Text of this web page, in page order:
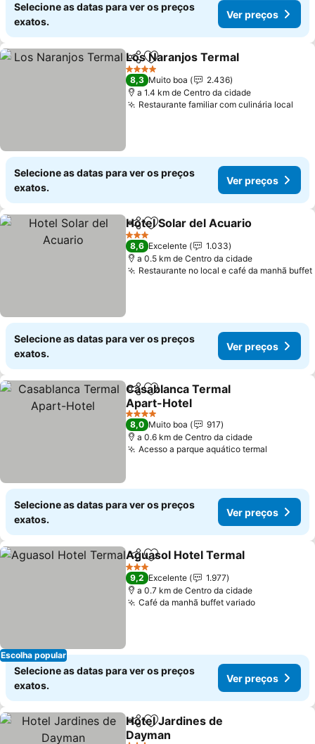
Selecione as datas para ver os preços
exatos.
Ver preços
PartilharAdicionar aos favoritos
Los Naranjos Termal
4 Estrelas
8,3 Muito boa
2.436
a 1.4 km de Centro da cidade
Restaurante familiar com culinária local
Selecione as datas para ver os preços
exatos.
Ver preços
PartilharAdicionar aos favoritos
Hotel Solar del Acuario
3 Estrelas
8,6 Excelente
1.033
a 0.5 km de Centro da cidade
Restaurante no local e café da manhã buffet
Selecione as datas para ver os preços
exatos.
Ver preços
PartilharAdicionar aos favoritos
Casablanca Termal
Apart-Hotel
4 Estrelas
8,0 Muito boa
917
a 0.6 km de Centro da cidade
Acesso a parque aquático termal
Selecione as datas para ver os preços
exatos.
Ver preços
Escolha popular
PartilharAdicionar aos favoritos
Aguasol Hotel Termal
3 Estrelas
9,2 Excelente
1.977
a 0.7 km de Centro da cidade
Café da manhã buffet variado
Selecione as datas para ver os preços
exatos.
Ver preços
PartilharAdicionar aos favoritos
Hotel Jardines de
Dayman